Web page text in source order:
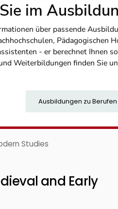
im
über passende
Pädagogischen
- er berechnet Ihnen
Weiterbildungen finden Sie
Ausbildungen zu Berufen
Studies
and Early